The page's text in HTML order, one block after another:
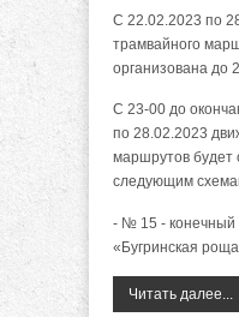
С 22.02.2023 по
трамвайного
организована до
С 23-00 до
по 28.02.2023
маршрутов будет
следующим
- № 15 - конечный
«Бугринская
Читать далее...